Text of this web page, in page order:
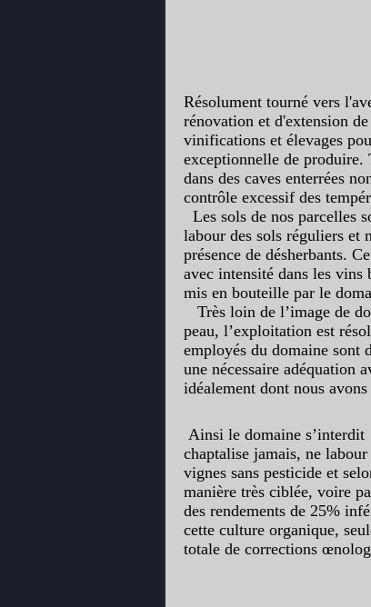
Résolument tourné vers
rénovation et d'extension
vinifications et élevages
exceptionnelle de produire.
dans des caves enterrées
contrôle excessif des
Les sols de nos parcelles
labour des sols réguliers et
présence de désherbants.
avec intensité dans les
mis en bouteille par le
Très loin de l’image de
peau, l’exploitation est
employés du domaine
une nécessaire adéquation
idéalement dont nous
Ainsi le domaine
chaptalise jamais, ne
vignes sans pesticide et
manière très ciblée, voire
des rendements de 25%
cette culture organique,
totale de corrections